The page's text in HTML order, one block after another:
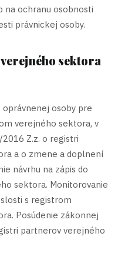
na ochranu osobnosti
právnickej osoby.
sektora
osoby pre
verejného sektora, v
Z.z. o registri
a o zmene a doplnení
návrhu na zápis do
sektora. Monitorovanie
s registrom
Posúdenie zákonnej
partnerov verejného